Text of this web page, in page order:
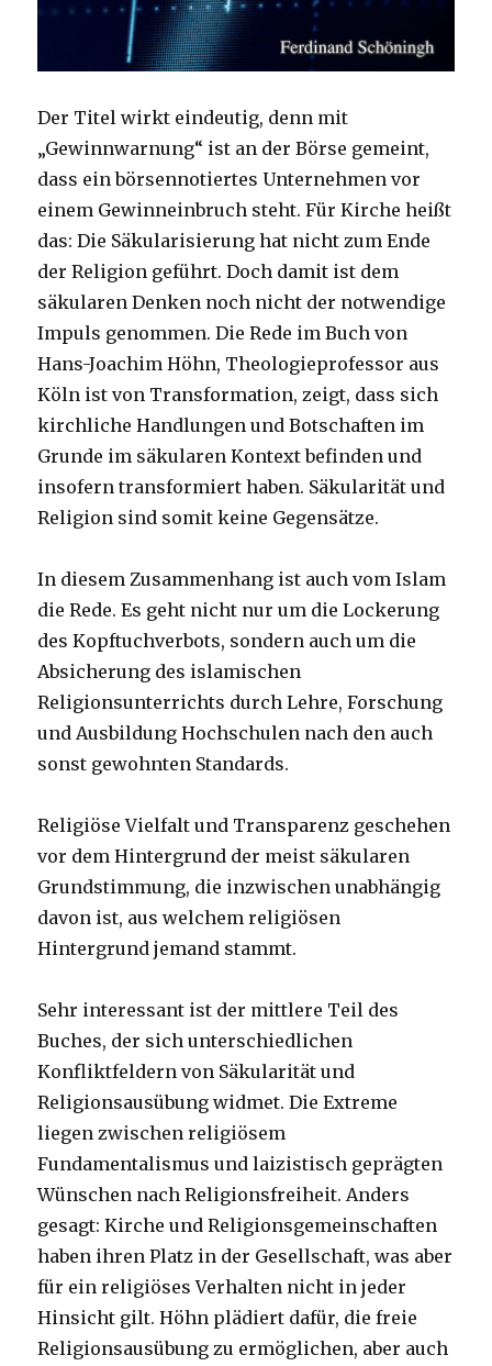
Der Titel wirkt eindeutig, denn mit
„Gewinnwarnung“ ist an der Börse gemeint,
dass ein börsennotiertes Unternehmen vor
einem Gewinneinbruch steht. Für Kirche heißt
das: Die Säkularisierung hat nicht zum Ende
der Religion geführt. Doch damit ist dem
säkularen Denken noch nicht der notwendige
Impuls genommen. Die Rede im Buch von
Hans-Joachim Höhn, Theologieprofessor aus
Köln ist von Transformation, zeigt, dass sich
kirchliche Handlungen und Botschaften im
Grunde im säkularen Kontext befinden und
insofern transformiert haben. Säkularität und
Religion sind somit keine Gegensätze.
In diesem Zusammenhang ist auch vom Islam
die Rede. Es geht nicht nur um die Lockerung
des Kopftuchverbots, sondern auch um die
Absicherung des islamischen
Religionsunterrichts durch Lehre, Forschung
und Ausbildung Hochschulen nach den auch
sonst gewohnten Standards.
Religiöse Vielfalt und Transparenz geschehen
vor dem Hintergrund der meist säkularen
Grundstimmung, die inzwischen unabhängig
davon ist, aus welchem religiösen
Hintergrund jemand stammt.
Sehr interessant ist der mittlere Teil des
Buches, der sich unterschiedlichen
Konfliktfeldern von Säkularität und
Religionsausübung widmet. Die Extreme
liegen zwischen religiösem
Fundamentalismus und laizistisch geprägten
Wünschen nach Religionsfreiheit. Anders
gesagt: Kirche und Religionsgemeinschaften
haben ihren Platz in der Gesellschaft, was aber
für ein religiöses Verhalten nicht in jeder
Hinsicht gilt. Höhn plädiert dafür, die freie
Religionsausübung zu ermöglichen, aber auch